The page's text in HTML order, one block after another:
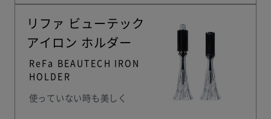
リファ ビューテック
アイロン ホルダー
ReFa BEAUTECH IRON
HOLDER
使っていない時も美しく